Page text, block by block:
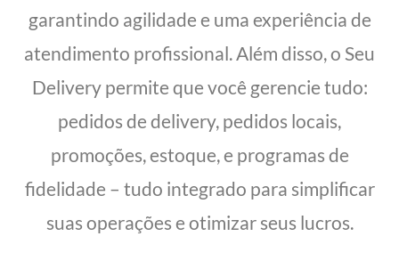
garantindo agilidade e uma experiência de
atendimento profissional. Além disso, o Seu
Delivery permite que você gerencie tudo:
pedidos de delivery, pedidos locais,
promoções, estoque, e programas de
fidelidade – tudo integrado para simplificar
suas operações e otimizar seus lucros.